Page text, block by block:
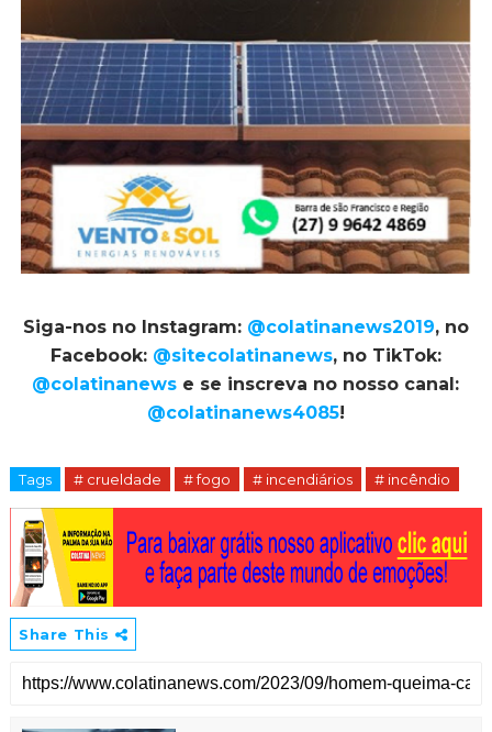
Siga-nos no Instagram: @colatinanews2019, no
Facebook: @sitecolatinanews, no TikTok:
@colatinanews e se inscreva no nosso canal:
@colatinanews4085!
Tags # crueldade # fogo # incendiários # incêndio
Share This